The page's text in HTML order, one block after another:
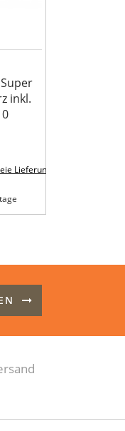
inkl.
Lieferung